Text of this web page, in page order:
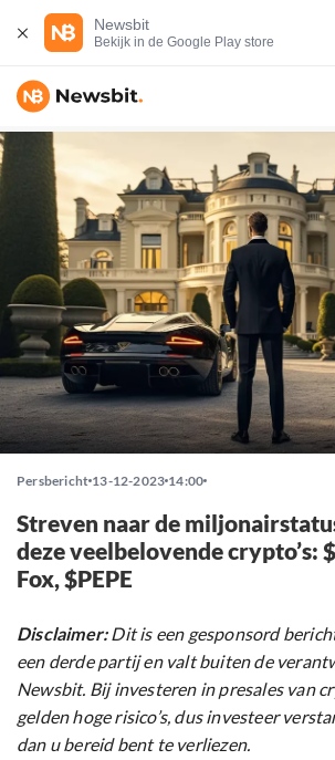
Newsbit
Bekijk in de Google Play store
Persbericht 13-12-2023 14:00
Streven naar de
deze veelbelovende crypto’s:
Fox, $PEPE
Disclaimer:Dit is een gesponsord
een derde partij en valt buiten de
Newsbit. Bij investeren in presales van
gelden hoge risico’s, dus investeer
dan u bereid bent te verliezen.